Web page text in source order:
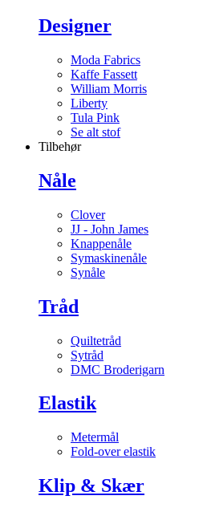
Designer
Moda Fabrics
Kaffe Fassett
William Morris
Liberty
Tula Pink
Se alt stof
Tilbehør
Nåle
Clover
JJ - John James
Knappenåle
Symaskinenåle
Synåle
Tråd
Quiltetråd
Sytråd
DMC Broderigarn
Elastik
Metermål
Fold-over elastik
Klip & Skær